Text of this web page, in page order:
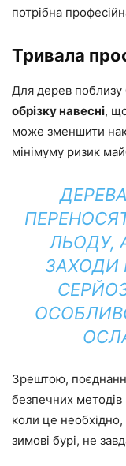
потрібна
Тривала
Для дерев поблизу
обрізку навесні,
може зменшити
мінімуму ризик
ЛЬОДУ,
ЗАХОДИ
Зрештою,
безпечних
коли це
зимові бурі, не